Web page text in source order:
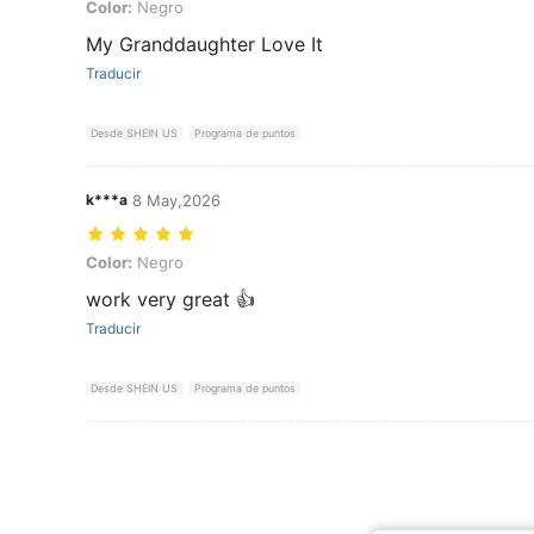
Color: Negro
Color: Negro
My Granddaughter Love It
Traducir
Desde SHEIN US Programa de puntos
k***a 8 May,2026
Color: Negro
Color: Negro
work very great 👍
Traducir
Desde SHEIN US Programa de puntos